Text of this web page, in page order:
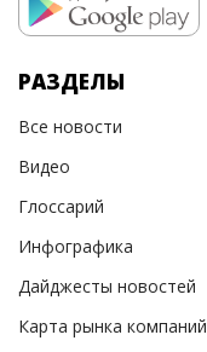
РАЗДЕЛЫ
Все новости
Видео
Глоссарий
Инфографика
Дайджесты новостей
Карта рынка компаний